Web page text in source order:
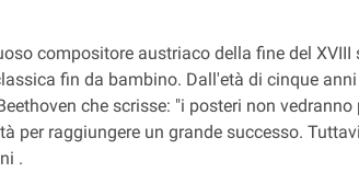
compositore austriaco della fine del
fin da bambino. Dall'età di cinque
che scrisse: "i posteri non
per raggiungere un grande successo.
.